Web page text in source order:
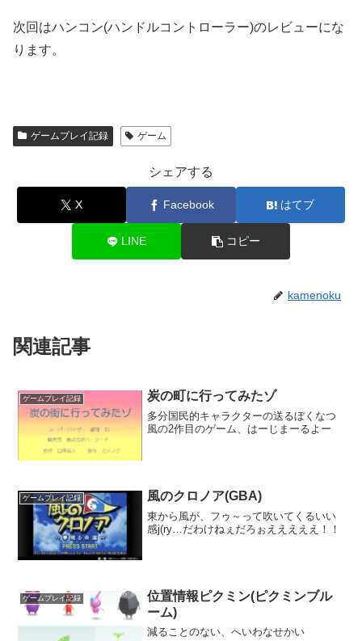
次回はハンコン(ハンドルコントローラー)のレビューにな
ります。
ゲームプレイ記録 ゲーム
シェアする
X Facebook はてブ
LINE コピー
kamenoku
関連記事
ゲームプレイ記録 炭の町に行ってみたゾ
多分国民的キャラクターの送るぼくなつ
風の2作目のゲーム、はーじまーるよー
ゲームプレイ記録 風のクロノア(GBA)
東から風が、フゥ～って吹いてくるいい
感j(ry…だわけねぇだろぉえええええ！！
ゲームプレイ記録
位置情報ピクミン(ピクミンブル
ーム)
減ることのない、へいわなせかい